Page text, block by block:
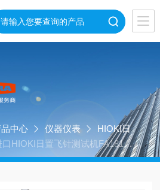
中心 仪器仪表
HIOKI日
HIOKI日置飞针测试机FA1815-2